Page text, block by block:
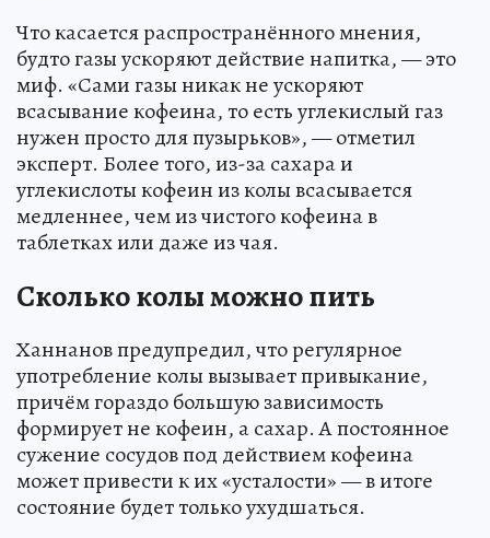
Что касается распространённого мнения,
будто газы ускоряют действие напитка, — это
миф. «Сами газы никак не ускоряют
всасывание кофеина, то есть углекислый газ
нужен просто для пузырьков», — отметил
эксперт. Более того, из-за сахара и
углекислоты кофеин из колы всасывается
медленнее, чем из чистого кофеина в
таблетках или даже из чая.
Сколько колы можно пить
Ханнанов предупредил, что регулярное
употребление колы вызывает привыкание,
причём гораздо большую зависимость
формирует не кофеин, а сахар. А постоянное
сужение сосудов под действием кофеина
может привести к их «усталости» — в итоге
состояние будет только ухудшаться.